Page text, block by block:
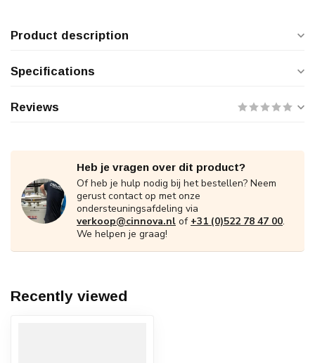
Product description
Specifications
Reviews
Heb je vragen over dit product?
Of heb je hulp nodig bij het bestellen? Neem
gerust contact op met onze
ondersteuningsafdeling via
verkoop@cinnova.nl of +31 (0)522 78 47 00.
We helpen je graag!
Recently viewed